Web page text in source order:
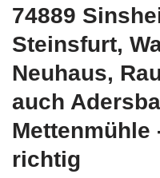
74889
Steinsfurt,
Neuhaus,
auch
Mettenmühle
richtig